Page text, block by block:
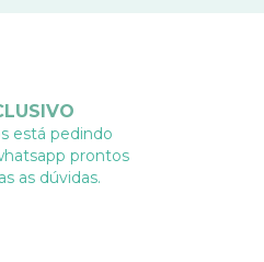
está pedindo
prontos
as dúvidas.